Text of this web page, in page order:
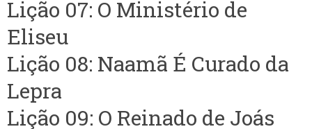
Lição 07: O Ministério de
Eliseu
Lição 08: Naamã É Curado da
Lepra
Lição 09: O Reinado de Joás